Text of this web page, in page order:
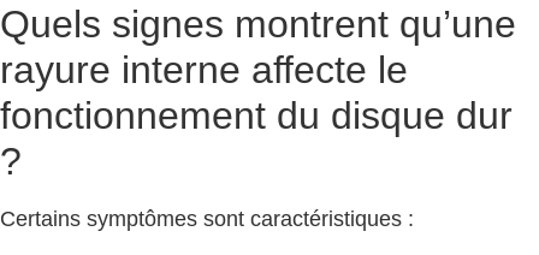
Quels signes montrent qu’une
rayure interne affecte le
fonctionnement du disque dur
?
Certains symptômes sont caractéristiques :